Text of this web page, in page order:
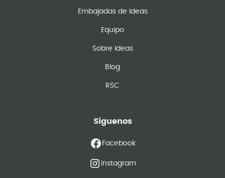
Embajadas de Ideas
Equipo
Sobre Ideas
Blog
RSC
Síguenos
Facebook
Instagram